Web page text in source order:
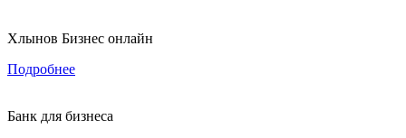
Хлынов Бизнес онлайн
Подробнее
Банк для бизнеса